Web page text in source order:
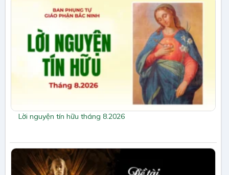
Lời nguyện tín hữu tháng 8.2026